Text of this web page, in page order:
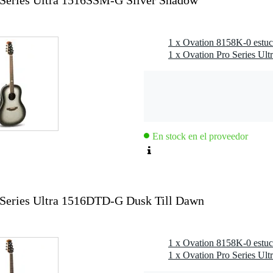
kg
x 49,5 x 22,9 cm
tapa
En stock en el proveedor
Ultra 1516DTD-G Dusk Till Dawn